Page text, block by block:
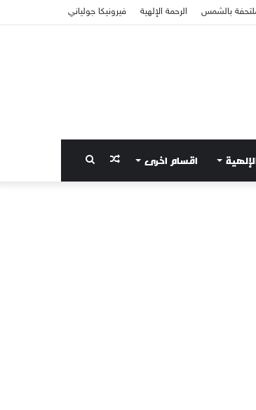
بالشمس الرحمة الإلهية فيرونيكا جولياني
اقسام اخرى بحث مقال